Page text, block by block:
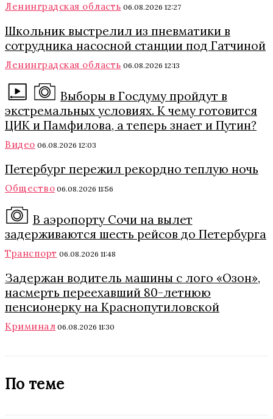
Ленинградская область 06.08.2026 12:27
Школьник выстрелил из пневматики в
сотрудника насосной станции под Гатчиной
Ленинградская область 06.08.2026 12:13
Выборы в Госдуму пройдут в
экстремальных условиях. К чему готовится
ЦИК и Памфилова, а теперь знает и Путин?
Видео 06.08.2026 12:03
Петербург пережил рекордно теплую ночь
Общество 06.08.2026 11:56
В аэропорту Сочи на вылет
задерживаются шесть рейсов до Петербурга
Транспорт 06.08.2026 11:48
Задержан водитель машины с лого «Озон»,
насмерть переехавший 80-летнюю
пенсионерку на Краснопутиловской
Криминал 06.08.2026 11:30
По теме